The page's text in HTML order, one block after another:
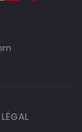
LÉGAL